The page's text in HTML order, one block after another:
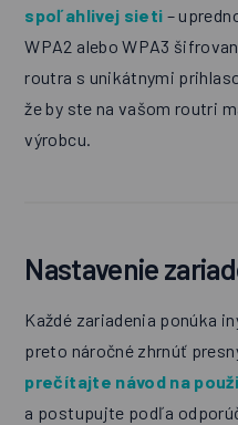
spoľahlivej sieti –
WPA2 alebo WPA3
routra s unikátnymi
že by ste na vašom routri
výrobcu.
Nastavenie
Každé zariadenia ponúka
preto náročné zhrnúť
prečítajte návod na
a postupujte podľa